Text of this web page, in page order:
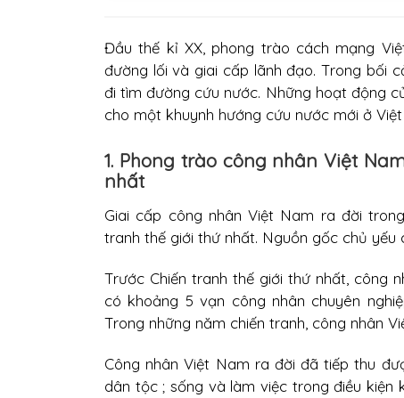
Đầu thế kỉ XX, phong trào cách mạng
đường lối và giai cấp lãnh đạo. Trong bối
đi tìm đường cứu nước. Những hoạt động
cho một khuynh hướng cứu nước mới ở
1. Phong trào công nhân Việt
nhất
Giai cấp công nhân Việt Nam ra đời
tranh thế giới thứ nhất. Nguồn gốc chủ
Trước Chiến tranh thế giới thứ nhất, công
có khoảng 5 vạn công nhân chuyên
Trong những năm chiến tranh, công nhân
Công nhân Việt Nam ra đời đã tiếp thu
dân tộc ; sống và làm việc trong điều